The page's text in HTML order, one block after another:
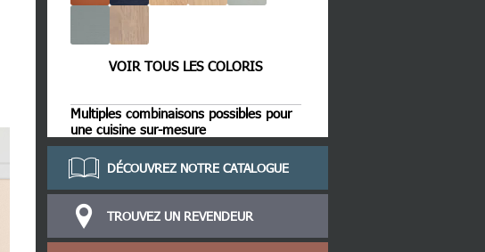
VOIR TOUS LES COLORIS
Multiples combinaisons possibles pour
une cuisine sur-mesure
DÉCOUVREZ NOTRE CATALOGUE
TROUVEZ UN REVENDEUR